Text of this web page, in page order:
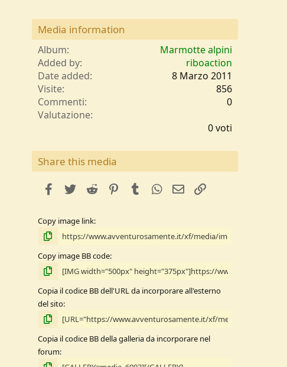
Media information
Album
Marmotte alpini
Added by
riboaction
Date added
8 Marzo 2011
Visite
856
Commenti
0
Valutazione
0
t
0 voti
Share this media
facebookTwitterReddit PinterestTumblrWhatsApp
e-mail
Copy image link
Copy image BB code
Copia il codice BB dell'URL da incorporare all'esterno
del sito
Copia il codice BB della galleria da incorporare nel
forum